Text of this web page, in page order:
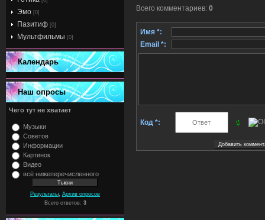
Эмо [0]
Пазитиф [0]
Мультфильмы [0]
Календарь
Наш опросы
Чего тут не хватает
Музыки
Советов
Информации
Картинок
Видео
всё нижеперечисленного
Результаты Архив опросов
Всего ответов: 3
Всего комментариев: 0
Имя *:
Email *:
Код *: